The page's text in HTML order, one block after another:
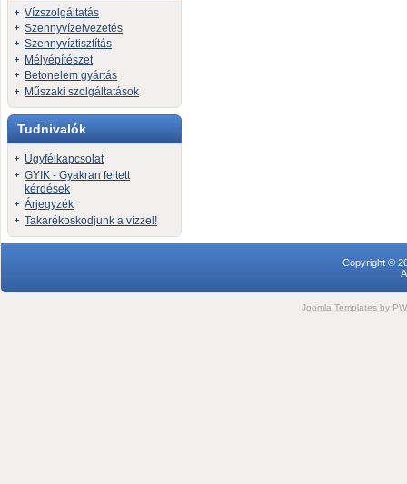
Vízszolgáltatás
Szennyvízelvezetés
Szennyvíztisztítás
Mélyépítészet
Betonelem gyártás
Műszaki szolgáltatások
Tudnivalók
Ügyfélkapcsolat
GYIK - Gyakran feltett
kérdések
Árjegyzék
Takarékoskodjunk a vízzel!
Copyright ©
Joomla Templates by